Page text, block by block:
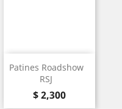
Patines Roadshow
RSJ
Precio
$ 2,300